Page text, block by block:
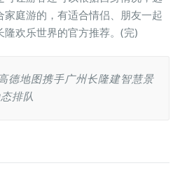
家庭游的，有适合情侣、朋友一起
隆欢乐世界的官方推荐。(完)
德地图携手广州长隆建智慧景
排队